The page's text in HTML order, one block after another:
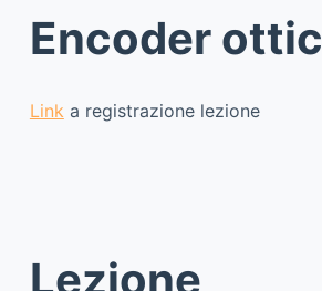
Encoder
Linka registrazione lezione
Lezione